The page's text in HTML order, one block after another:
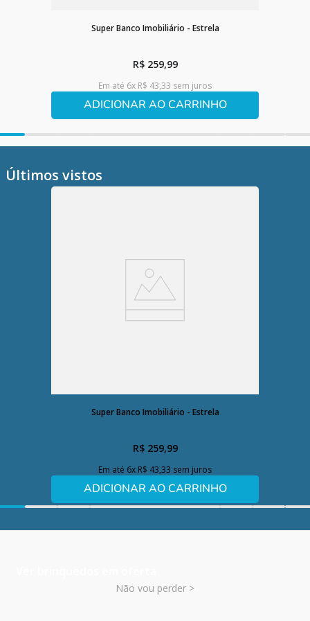
Super Banco Imobiliário - Estrela
R$ 259,99
Em até 6x R$ 43,33 sem juros
ADICIONAR AO CARRINHO
Últimos vistos
Super Banco Imobiliário - Estrela
R$ 259,99
Em até 6x R$ 43,33 sem juros
ADICIONAR AO CARRINHO
Não vou perder >